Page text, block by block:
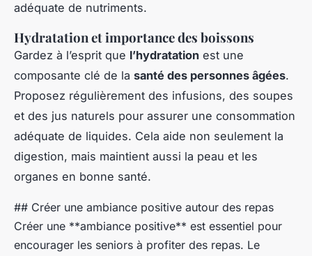
adéquate de nutriments.
Hydratation et importance des boissons
Gardez à l’esprit que l’hydratation est une
composante clé de la santé des personnes âgées.
Proposez régulièrement des infusions, des soupes
et des jus naturels pour assurer une consommation
adéquate de liquides. Cela aide non seulement la
digestion, mais maintient aussi la peau et les
organes en bonne santé.
## Créer une ambiance positive autour des repas
Créer une **ambiance positive** est essentiel pour
encourager les seniors à profiter des repas. Le